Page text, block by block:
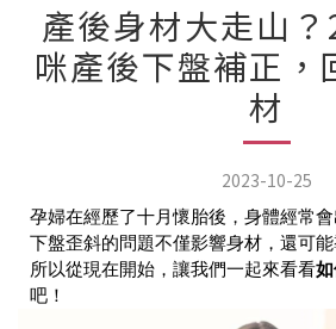
產後身材大走山
咪產後下盤補正，
材
2023-10-25
孕婦在經歷了十月懷胎後，身體經常
下盤歪斜的問題不僅影響身材，還可能
所以從現在開始，讓我們一起來看看
吧！